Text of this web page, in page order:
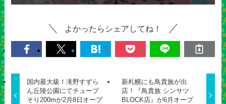
よかったらシェアしてね！
国内最大級！滝野すずら
ん丘陵公園にてチューブ
そり200mが2月8日オープ
新札幌にも鳥貴族が出
店！『鳥貴族 シンサツ
BLOCK店』が6月オープ